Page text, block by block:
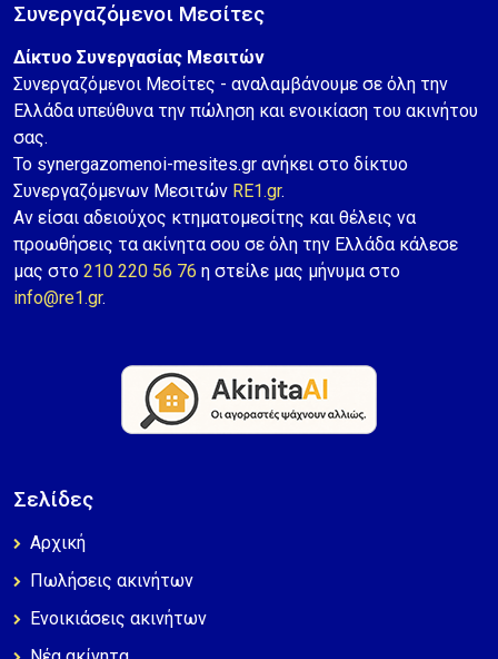
Συνεργαζόμενοι Μεσίτες
Δίκτυο Συνεργασίας Μεσιτών
Συνεργαζόμενοι Μεσίτες - αναλαμβάνουμε σε όλη την
Ελλάδα υπεύθυνα την πώληση και ενοικίαση του ακινήτου
σας.
Το synergazomenoi-mesites.gr ανήκει στο δίκτυο
Συνεργαζόμενων Μεσιτών RE1.gr.
Αν είσαι αδειούχος κτηματομεσίτης και θέλεις να
προωθήσεις τα ακίνητα σου σε όλη την Ελλάδα κάλεσε
μας στο 210 220 56 76 η στείλε μας μήνυμα στο
info@re1.gr.
Σελίδες
Αρχική
Πωλήσεις ακινήτων
Ενοικιάσεις ακινήτων